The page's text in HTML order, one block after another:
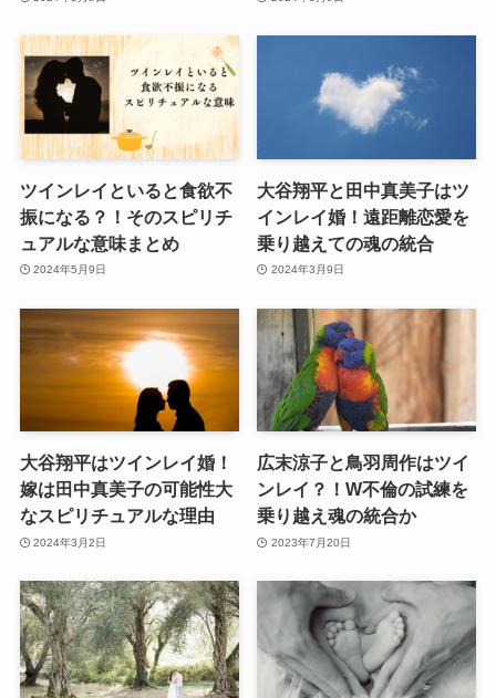
ツインレイといると食欲不
振になる？！そのスピリチ
ュアルな意味まとめ
2024年5月9日
大谷翔平と田中真美子はツ
インレイ婚！遠距離恋愛を
乗り越えての魂の統合
2024年3月9日
大谷翔平はツインレイ婚！
嫁は田中真美子の可能性大
なスピリチュアルな理由
2024年3月2日
広末涼子と鳥羽周作はツイ
ンレイ？！W不倫の試練を
乗り越え魂の統合か
2023年7月20日